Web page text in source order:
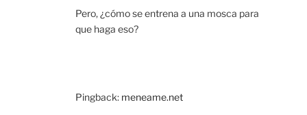
Pero, ¿cómo se entrena a una mosca para
que haga eso?
Pingback: meneame.net